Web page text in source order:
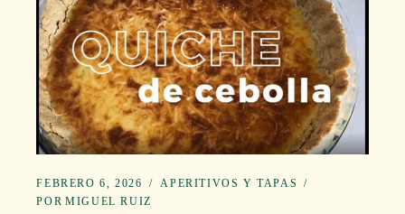
FEBRERO 6, 2026
APERITIVOS Y TAPAS
POR MIGUEL RUIZ